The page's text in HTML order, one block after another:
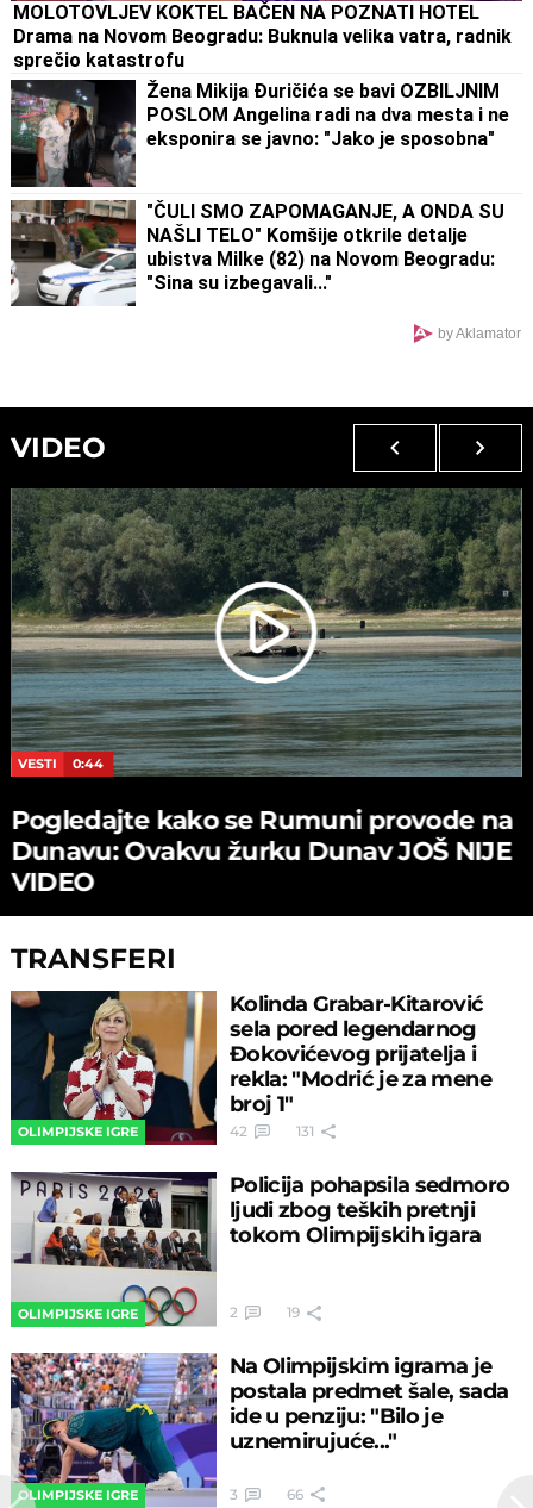
MOLOTOVLJEV KOKTEL BAČEN NA POZNATI HOTEL
Drama na Novom Beogradu: Buknula velika vatra, radnik
sprečio katastrofu
Žena Mikija Đuričića se bavi OZBILJNIM
POSLOM Angelina radi na dva mesta i ne
eksponira se javno: "Jako je sposobna"
"ČULI SMO ZAPOMAGANJE, A ONDA SU
NAŠLI TELO" Komšije otkrile detalje
ubistva Milke (82) na Novom Beogradu:
"Sina su izbegavali..."
by Aklamator
VIDEO
VESTI 0:44
Pogledajte kako se Rumuni provode na
Dunavu: Ovakvu žurku Dunav JOŠ NIJE
VIDEO
TRANSFERI
OLIMPIJSKE IGRE
Kolinda Grabar-Kitarović
sela pored legendarnog
Đokovićevog prijatelja i
rekla: "Modrić je za mene
broj 1"
42 131
OLIMPIJSKE IGRE
Policija pohapsila sedmoro
ljudi zbog teških pretnji
tokom Olimpijskih igara
2 19
OLIMPIJSKE IGRE
Na Olimpijskim igrama je
postala predmet šale, sada
ide u penziju: "Bilo je
uznemirujuće..."
3 66